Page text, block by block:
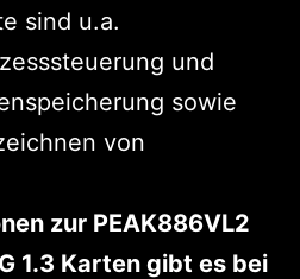
sind u.a.
und
sowie
von
zur PEAK886VL2
1.3 Karten gibt es bei